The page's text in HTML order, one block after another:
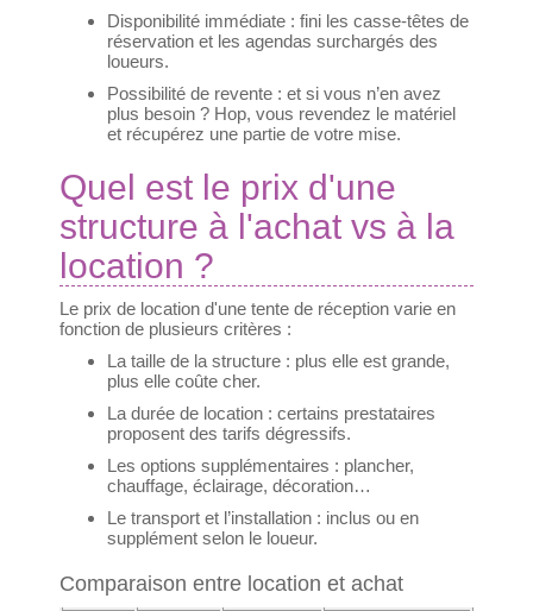
Disponibilité immédiate : fini les casse-têtes de
réservation et les agendas surchargés des
loueurs.
Possibilité de revente : et si vous n’en avez
plus besoin ? Hop, vous revendez le matériel
et récupérez une partie de votre mise.
Quel est le prix d'une
structure à l'achat vs à la
location ?
Le prix de location d'une tente de réception varie en
fonction de plusieurs critères :
La taille de la structure : plus elle est grande,
plus elle coûte cher.
La durée de location : certains prestataires
proposent des tarifs dégressifs.
Les options supplémentaires : plancher,
chauffage, éclairage, décoration…
Le transport et l’installation : inclus ou en
supplément selon le loueur.
Comparaison entre location et achat